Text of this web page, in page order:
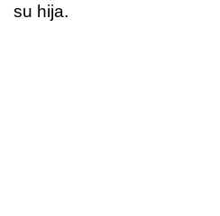
su hija.